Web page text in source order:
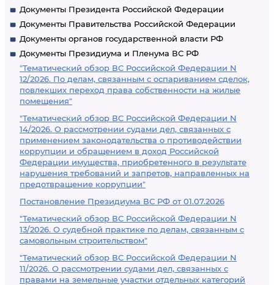
Документы Президента Российской Федерации
Документы Правительства Российской Федерации
Документы органов государственной власти РФ
Документы Президиума и Пленума ВС РФ
"Тематический обзор ВС Российской Федерации N
12/2026. По делам, связанным с оспариванием сделок,
повлекших переход права собственности на жилые
помещения"
"Тематический обзор ВС Российской Федерации N
14/2026. О рассмотрении судами дел, связанных с
применением законодательства о противодействии
коррупции и обращением в доход Российской
Федерации имущества, приобретенного в результате
нарушения требований и запретов, направленных на
предотвращение коррупции"
Постановление Президиума ВС РФ от 01.07.2026
"Тематический обзор ВС Российской Федерации N
13/2026. О судебной практике по делам, связанным с
самовольным строительством"
"Тематический обзор ВС Российской Федерации N
11/2026. О рассмотрении судами дел, связанных с
правами на земельные участки отдельных категорий